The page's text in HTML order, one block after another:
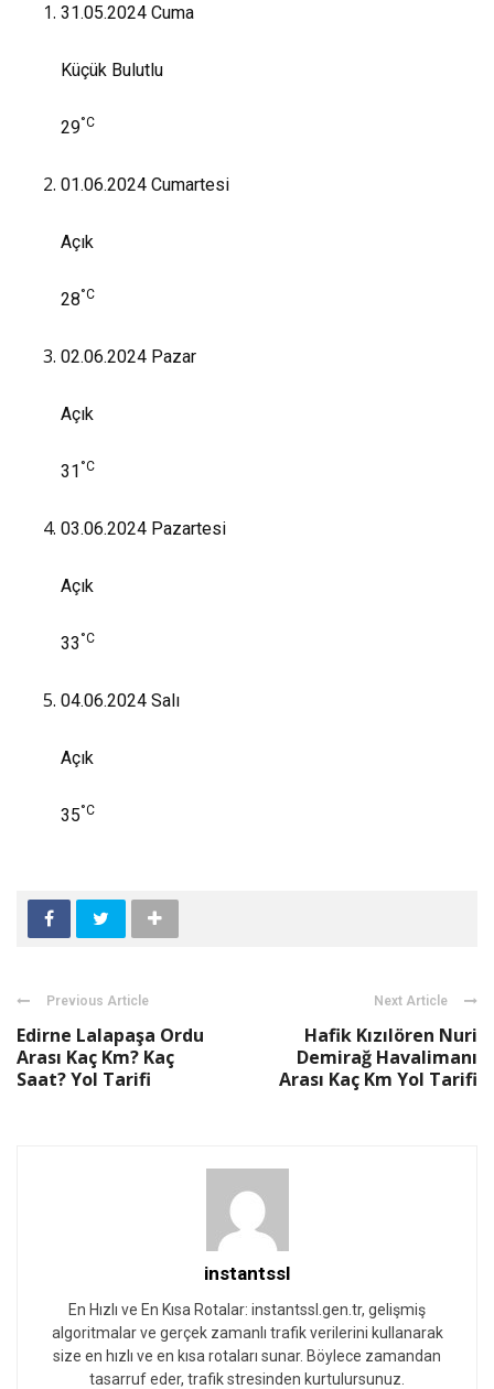
31.05.2024 Cuma
Küçük Bulutlu
29°C
01.06.2024 Cumartesi
Açık
28°C
02.06.2024 Pazar
Açık
31 °C
03.06.2024 Pazartesi
Açık
33 °C
04.06.2024 Salı
Açık
35°C
Previous Article
Edirne Lalapaşa Ordu
Arası Kaç Km? Kaç
Saat? Yol Tarifi
Next Article
Hafik Kızılören Nuri
Demirağ Havalimanı
Arası Kaç Km Yol Tarifi
instantssl
En Hızlı ve En Kısa Rotalar: instantssl.gen.tr, gelişmiş
algoritmalar ve gerçek zamanlı trafik verilerini kullanarak
size en hızlı ve en kısa rotaları sunar. Böylece zamandan
tasarruf eder, trafik stresinden kurtulursunuz.